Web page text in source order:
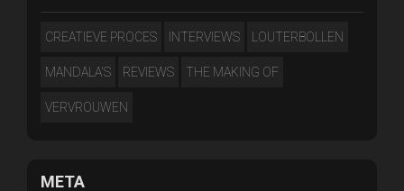
CREATIEVE PROCES INTERVIEWS LOUTERBOLLEN
MANDALA'S REVIEWS THE MAKING OF
VERVROUWEN
META